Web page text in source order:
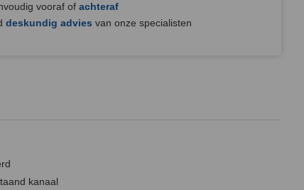
vooraf of achteraf
deskundig advies van onze specialisten
kanaal